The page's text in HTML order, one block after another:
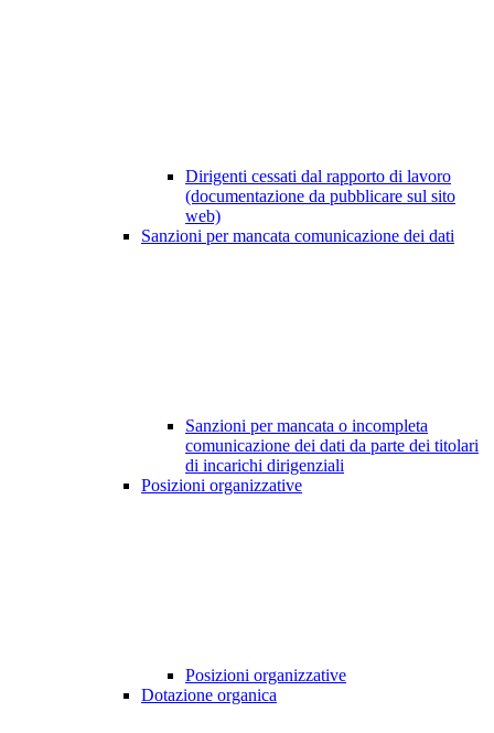
Dirigenti cessati dal rapporto di lavoro
(documentazione da pubblicare sul sito
web)
Sanzioni per mancata comunicazione dei dati
Sanzioni per mancata o incompleta
comunicazione dei dati da parte dei titolari
di incarichi dirigenziali
Posizioni organizzative
Posizioni organizzative
Dotazione organica